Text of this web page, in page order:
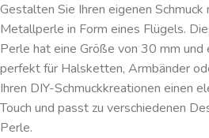
Gestalten Sie Ihren eigenen
Metallperle in Form eines Flügels.
Perle hat eine Größe von 30 mm und
perfekt für Halsketten, Armbänder
Ihren DIY-Schmuckkreationen einen
Touch und passt zu verschiedenen
Perle.